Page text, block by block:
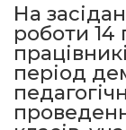
На
роботи 14
період